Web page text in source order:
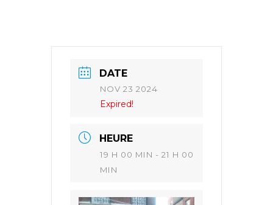
DATE
NOV 23 2024
Expired!
HEURE
19 H 00 MIN - 21 H 00
MIN